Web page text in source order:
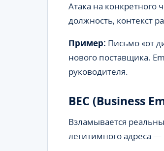
Атака на
должность, контекст
Пример: Письмо «от
нового поставщика.
руководителя.
BEC (Business
Взламывается
легитимного адреса